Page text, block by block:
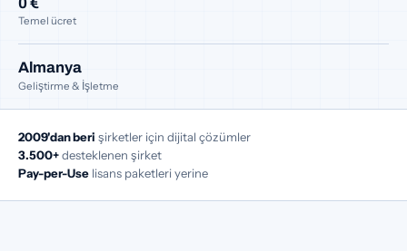
Temel ücret
Almanya
Geliştirme & İşletme
2009'dan beri şirketler için dijital çözümler
3.500+desteklenen şirket
Pay-per-Use lisans paketleri yerine